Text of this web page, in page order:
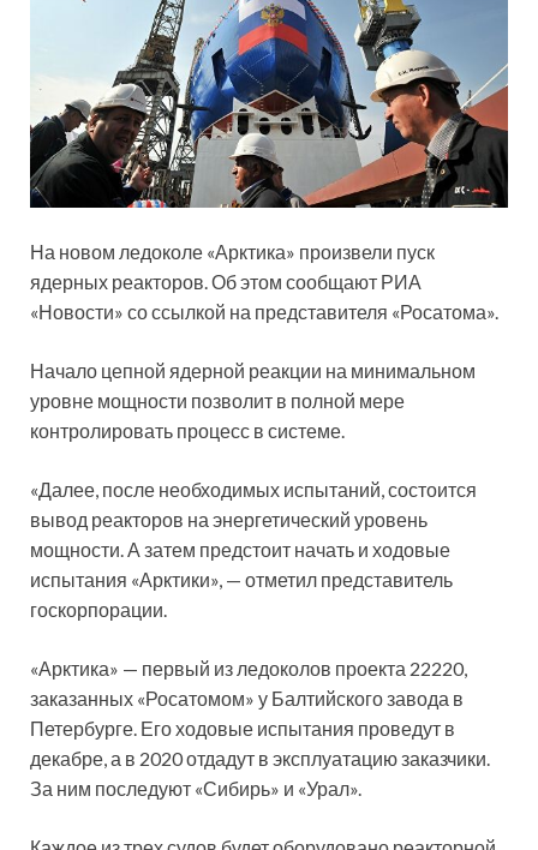
На новом ледоколе «Арктика» произвели пуск
ядерных реакторов. Об этом сообщают РИА
«Новости» со ссылкой на представителя «Росатома».
Начало цепной ядерной реакции на минимальном
уровне мощности позволит в полной мере
контролировать процесс в системе.
«Далее, после необходимых испытаний, состоится
вывод реакторов на энергетический уровень
мощности. А затем предстоит начать и ходовые
испытания «Арктики», — отметил представитель
госкорпорации.
«Арктика» — первый из ледоколов проекта 22220,
заказанных «Росатомом» у Балтийского завода в
Петербурге. Его ходовые испытания проведут в
декабре, а в 2020 отдадут в эксплуатацию заказчики.
За ним последуют «Сибирь» и «Урал».